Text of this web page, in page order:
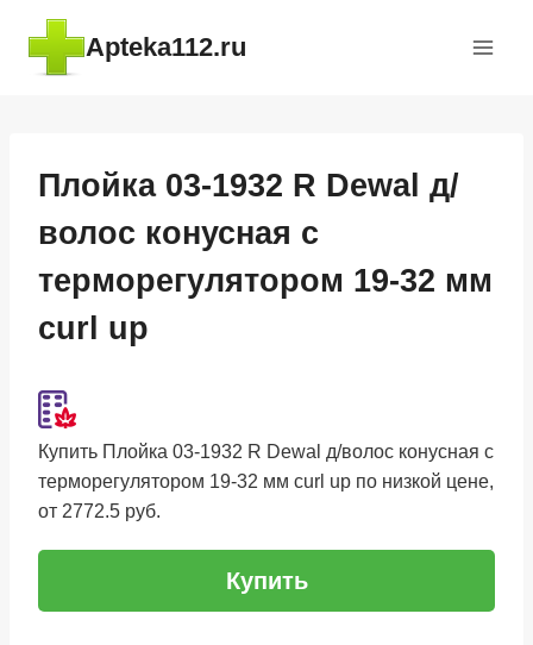
Перейти
содержимому
Apteka112.ru
Плойка 03-1932 R Dewal д/
волос конусная с
терморегулятором 19-32 мм
curl up
Купить Плойка 03-1932 R Dewal д/волос конусная с
терморегулятором 19-32 мм curl up по низкой цене,
от 2772.5 руб.
Купить